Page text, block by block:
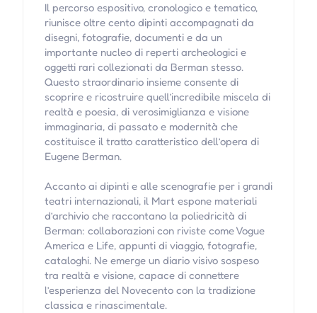
Il percorso espositivo, cronologico e tematico,
riunisce oltre cento dipinti accompagnati da
disegni, fotografie, documenti e da un
importante nucleo di reperti archeologici e
oggetti rari collezionati da Berman stesso.
Questo straordinario insieme consente di
scoprire e ricostruire quell’incredibile miscela di
realtà e poesia, di verosimiglianza e visione
immaginaria, di passato e modernità che
costituisce il tratto caratteristico dell’opera di
Eugene Berman.
Accanto ai dipinti e alle scenografie per i grandi
teatri internazionali, il Mart espone materiali
d’archivio che raccontano la poliedricità di
Berman: collaborazioni con riviste come Vogue
America e Life, appunti di viaggio, fotografie,
cataloghi. Ne emerge un diario visivo sospeso
tra realtà e visione, capace di connettere
l’esperienza del Novecento con la tradizione
classica e rinascimentale.